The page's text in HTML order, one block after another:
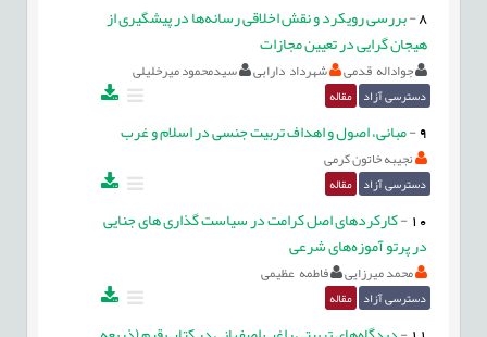
8
-بررسی رویکرد و نقش اخلاقی رسانه‌ها در پیشگیری از
هیجان گرایی در تعیین مجازات
جواداله قدمی شهرداد دارابی سیدمحمود میرخلیلی
دسترسی آزاد مقاله
9
-مبانی، اصول و اهداف تربیت جنسی در اسلام و غرب
نجیبه خاتون کرمی
دسترسی آزاد مقاله
10
-کارکردهای اصل کرامت در سیاست گذاری های جنایی
در پرتو آموزه‌های شرعی
محمد میرزایی فاطمه عظیمی
دسترسی آزاد مقاله